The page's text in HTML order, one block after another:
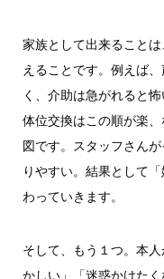
家族として出来ること
えることです。例えば
く、介助は急がれると
体位交換はこの順が楽
図です。スタッフさん
りやすい。結果として
わっていきます。
そして、もう１つ。本
かしい」「迷惑かけた